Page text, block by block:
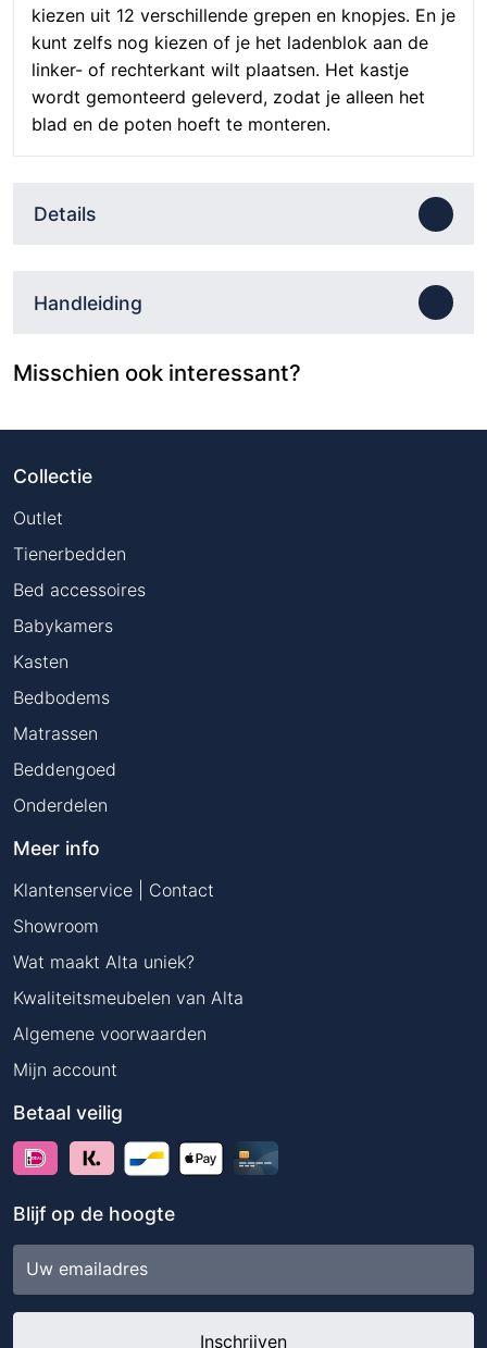
kiezen uit 12 verschillende grepen en knopjes. En je
kunt zelfs nog kiezen of je het ladenblok aan de
linker- of rechterkant wilt plaatsen. Het kastje
wordt gemonteerd geleverd, zodat je alleen het
blad en de poten hoeft te monteren.
Details
Handleiding
Misschien ook interessant?
Collectie
Outlet
Tienerbedden
Bed accessoires
Babykamers
Kasten
Bedbodems
Matrassen
Beddengoed
Onderdelen
Meer info
Klantenservice | Contact
Showroom
Wat maakt Alta uniek?
Kwaliteitsmeubelen van Alta
Algemene voorwaarden
Mijn account
Betaal veilig
Blijf op de hoogte
mailadres